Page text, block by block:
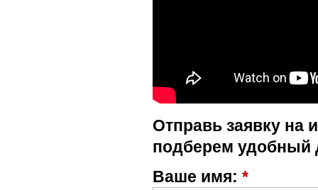
Отправь заявку на
подберем удобный
Ваше имя: *